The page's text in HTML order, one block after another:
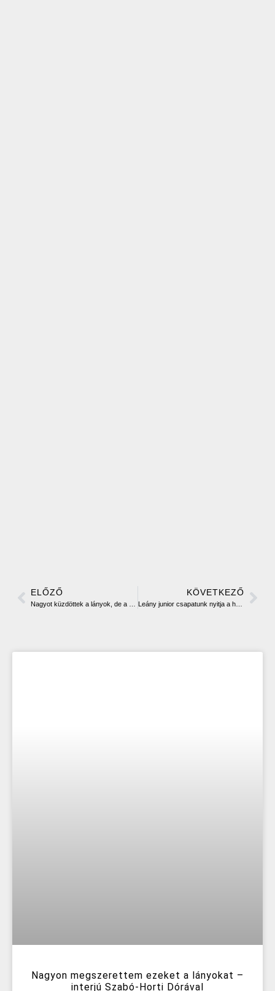
ELŐZŐ KÖVETKEZŐ
Leány junior csapatunk nyitja a hetet az utánpótlásban
Nagyon megszerettem ezeket a lányokat –
interjú Szabó-Horti Dórával